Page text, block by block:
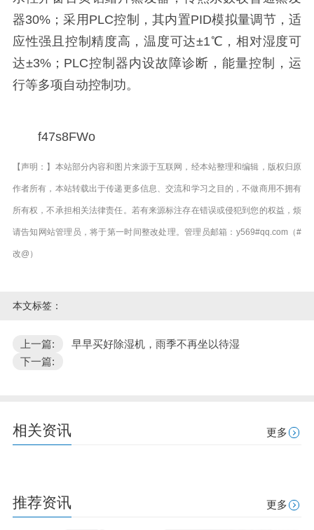
器30%；采用PLC控制，其内置PID模拟量调节，适
应性强且控制精度高，温度可达±1℃，相对湿度可
达±3%；PLC控制器内设故障诊断，能量控制，运
行等多项自动控制功。
f47s8FWo
【声明：】本站部分内容和图片来源于互联网，经本站整理和编辑，版权归原
作者所有，本站转载出于传递更多信息、交流和学习之目的，不做商用不拥有
所有权，不承担相关法律责任。若有来源标注存在错误或侵犯到您的权益，烦
请告知网站管理员，将于第一时间整改处理。管理员邮箱：y569#qq.com（#
改@）
本文标签：
上一篇:
早早买好除湿机，雨季不再坐以待湿
下一篇:
相关资讯 更多
推荐资讯 更多